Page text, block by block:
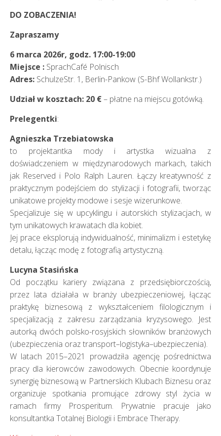
DO ZOBACZENIA!
Zapraszamy
6 marca 2026r, godz. 17:00-19:00
Miejsce : SprachCafé Polnisch
Adres: SchulzeStr. 1, Berlin-Pankow (S-Bhf Wollankstr.)
Udział w kosztach: 20 €– płatne na miejscu gotówką.
Prelegentki:
Agnieszka Trzebiatowska
to projektantka mody i artystka wizualna z
doświadczeniem w międzynarodowych markach, takich
jak Reserved i Polo Ralph Lauren. Łączy kreatywność z
praktycznym podejściem do stylizacji i fotografii, tworząc
unikatowe projekty modowe i sesje wizerunkowe.
Specjalizuje się w upcyklingu i autorskich stylizacjach, w
tym unikatowych krawatach dla kobiet.
Jej prace eksplorują indywidualność, minimalizm i estetykę
detalu, łącząc modę z fotografią artystyczną.
Lucyna Stasińska
Od początku kariery związana z przedsiębiorczością,
przez lata działała w branży ubezpieczeniowej, łącząc
praktykę biznesową z wykształceniem filologicznym i
specjalizacją z zakresu zarządzania kryzysowego. Jest
autorką dwóch polsko-rosyjskich słowników branżowych
(ubezpieczenia oraz transport–logistyka–ubezpieczenia).
W latach 2015–2021 prowadziła agencję pośrednictwa
pracy dla kierowców zawodowych. Obecnie koordynuje
synergię biznesową w Partnerskich Klubach Biznesu oraz
organizuje spotkania promujące zdrowy styl życia w
ramach firmy Prosperitum. Prywatnie pracuje jako
konsultantka Totalnej Biologii i Embrace Therapy.